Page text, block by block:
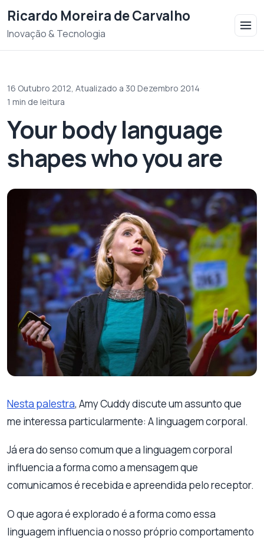
Ricardo Moreira de Carvalho
Inovação & Tecnologia
16 Outubro 2012, Atualizado a 30 Dezembro 2014
1 min de leitura
Your body language
shapes who you are
Nesta palestra, Amy Cuddy discute um assunto que
me interessa particularmente: A linguagem corporal.
Já era do senso comum que a linguagem corporal
influencia a forma como a mensagem que
comunicamos é recebida e apreendida pelo receptor.
O que agora é explorado é a forma como essa
linguagem influencia o nosso próprio comportamento